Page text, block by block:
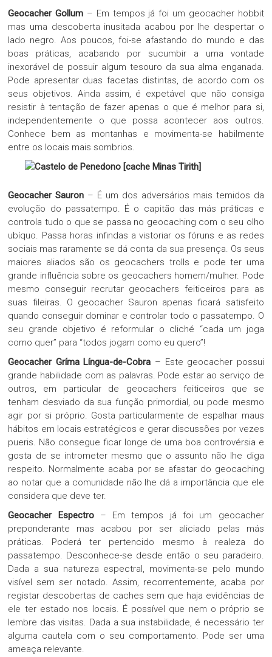
Geocacher Gollum – Em tempos já foi um geocacher hobbit
mas uma descoberta inusitada acabou por lhe despertar o
lado negro. Aos poucos, foi-se afastando do mundo e das
boas práticas, acabando por sucumbir a uma vontade
inexorável de possuir algum tesouro da sua alma enganada.
Pode apresentar duas facetas distintas, de acordo com os
seus objetivos. Ainda assim, é expetável que não consiga
resistir à tentação de fazer apenas o que é melhor para si,
independentemente o que possa acontecer aos outros.
Conhece bem as montanhas e movimenta-se habilmente
entre os locais mais sombrios.
Geocacher Sauron – É um dos adversários mais temidos da
evolução do passatempo. É o capitão das más práticas e
controla tudo o que se passa no geocaching com o seu olho
ubíquo. Passa horas infindas a vistoriar os fóruns e as redes
sociais mas raramente se dá conta da sua presença. Os seus
maiores aliados são os geocachers trolls e pode ter uma
grande influência sobre os geocachers homem/mulher. Pode
mesmo conseguir recrutar geocachers feiticeiros para as
suas fileiras. O geocacher Sauron apenas ficará satisfeito
quando conseguir dominar e controlar todo o passatempo. O
seu grande objetivo é reformular o cliché “cada um joga
como quer” para “todos jogam como eu quero”!
Geocacher Gríma Língua-de-Cobra – Este geocacher possui
grande habilidade com as palavras. Pode estar ao serviço de
outros, em particular de geocachers feiticeiros que se
tenham desviado da sua função primordial, ou pode mesmo
agir por si próprio. Gosta particularmente de espalhar maus
hábitos em locais estratégicos e gerar discussões por vezes
pueris. Não consegue ficar longe de uma boa controvérsia e
gosta de se intrometer mesmo que o assunto não lhe diga
respeito. Normalmente acaba por se afastar do geocaching
ao notar que a comunidade não lhe dá a importância que ele
considera que deve ter.
Geocacher Espectro– Em tempos já foi um geocacher
preponderante mas acabou por ser aliciado pelas más
práticas. Poderá ter pertencido mesmo à realeza do
passatempo. Desconhece-se desde então o seu paradeiro.
Dada a sua natureza espectral, movimenta-se pelo mundo
visível sem ser notado. Assim, recorrentemente, acaba por
registar descobertas de caches sem que haja evidências de
ele ter estado nos locais. É possível que nem o próprio se
lembre das visitas. Dada a sua instabilidade, é necessário ter
alguma cautela com o seu comportamento. Pode ser uma
ameaça relevante.